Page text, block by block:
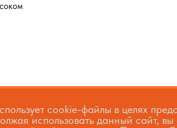
cookie-файлы в целях
использовать данный сайт,